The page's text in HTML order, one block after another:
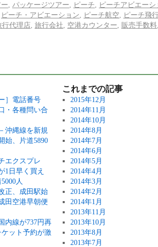
パッケージツアー ピーチ
ピーチアビエーシ
ピーチ・アビエーション ピーチ航空
ピーチ飛
行代理店 旅行会社 空港カウンター 販売手数料
］電話番号
・各種問い合
沖縄線を新規
始、片道5890
エクスプレ
1日早く買え
人
正、成田駅始
田空港早朝便
内線が737円再
ット予約が激
これまでの記事
2015年12月
2014年11月
2014年10月
2014年8月
2014年7月
2014年6月
2014年5月
2014年4月
2014年3月
2014年2月
2014年1月
2013年11月
2013年10月
2013年8月
2013年7月